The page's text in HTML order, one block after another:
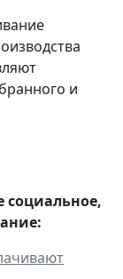
и
социальное,